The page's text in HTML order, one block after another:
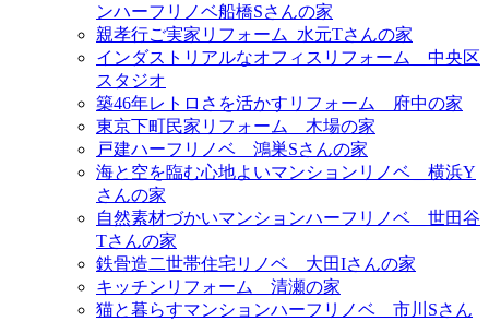
ンハーフリノベ船橋Sさんの家
親孝行ご実家リフォーム_水元Tさんの家
インダストリアルなオフィスリフォーム＿中央区
スタジオ
築46年レトロさを活かすリフォーム＿府中の家
東京下町民家リフォーム＿木場の家
戸建ハーフリノベ＿鴻巣Sさんの家
海と空を臨む心地よいマンションリノベ＿横浜Y
さんの家
自然素材づかいマンションハーフリノベ＿世田谷
Tさんの家
鉄骨造二世帯住宅リノベ＿大田Iさんの家
キッチンリフォーム＿清瀬の家
猫と暮らすマンションハーフリノベ＿市川Sさん